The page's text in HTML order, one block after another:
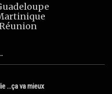
…ça va mieux